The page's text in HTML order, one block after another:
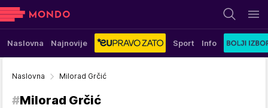
Naslovna Najnovije Sport Info
Naslovna Milorad Grčić
#Milorad Grčić